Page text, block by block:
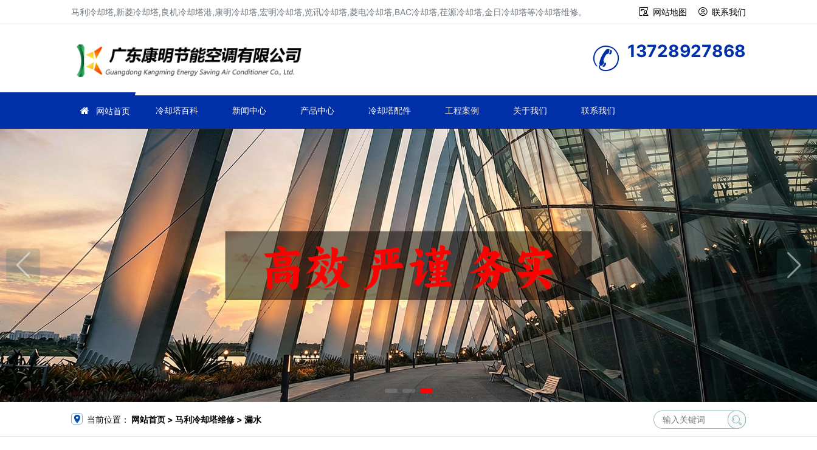
马利冷却塔,新菱冷却塔,良机冷却塔港,康明冷却塔,宏明冷却塔,览讯冷却塔,菱电冷却塔,BAC冷却塔,荏源冷却塔,金日冷却塔等冷却塔维修。 网站地图 联系我们
13728927868
网站首页 冷却塔百科 新闻中心 产品中心 冷却塔配件 工程案例 关于我们 联系我们
当前位置： 网站首页 > 马利冷却塔维修 > 漏水